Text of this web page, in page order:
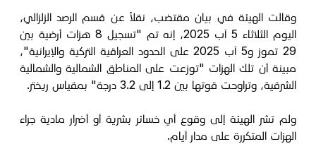
وقالت الهيئة في بيان مقتضب، نقلاً عن قسم الرصد الزلزالي،
اليوم الثلاثاء 5 آب 2025، إنه تم "تسجيل 8 هزات أرضية بين
29 تموز و5 آب 2025 على الحدود العراقية التركية والإيرانية"،
مبينة أن تلك الهزات "توزعت على المناطق الشمالية والشمالية
الشرقية، وتراوحت قوتها بين 1.2 إلى 3.2 درجة" بمقياس ريختر.
ولم تشر الهيئة إلى وقوع أي خسائر بشرية أو أضرار مادية جراء
الهزات المتكررة على مدار أيام.